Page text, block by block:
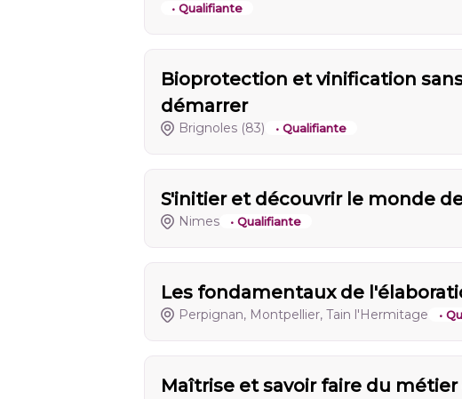
• Qualifiante
Bioprotection et vinification
démarrer
Brignoles (83) • Qualifiante
S'initier et découvrir le monde
Nimes • Qualifiante
Les fondamentaux de
Perpignan, Montpellier, Tain l'Hermitage •
Maîtrise et savoir faire du